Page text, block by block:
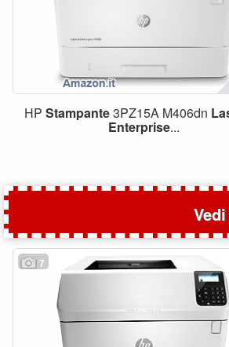
HPStampante3PZ15A M406dn
Enterprise...
7